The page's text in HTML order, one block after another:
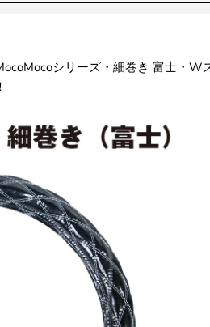
シリーズ・細巻き 富士・W